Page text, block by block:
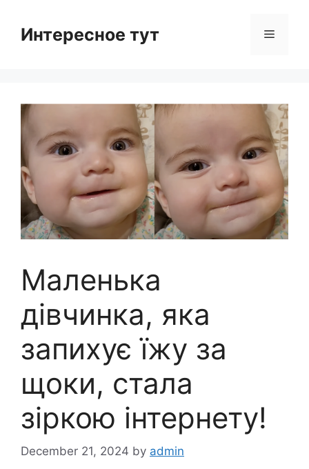
contentИнтересное тут Menu
Маленька
дівчинка, яка
запихує їжу за
щоки, стала
зіркою інтернету!
December 21, 2024 by admin